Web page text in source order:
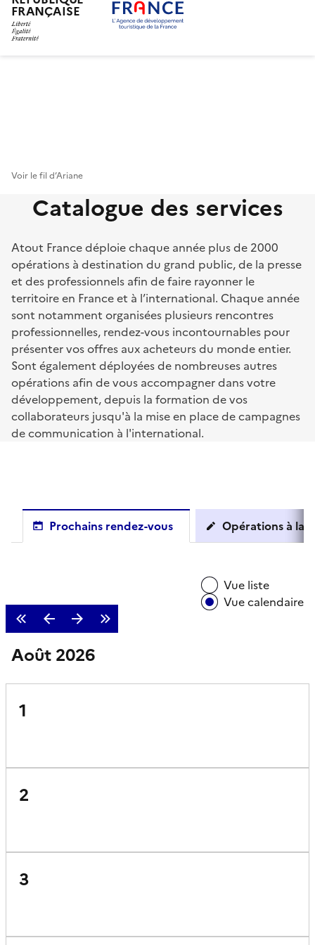
FRANÇAISE
Voir le fil d’Ariane
Catalogue des services
Atout France déploie chaque année plus de 2000
opérations à destination du grand public, de la presse
et des professionnels afin de faire rayonner le
territoire en France et à l’international. Chaque année
sont notamment organisées plusieurs rencontres
professionnelles, rendez-vous incontournables pour
présenter vos offres aux acheteurs du monde entier.
Sont également déployées de nombreuses autres
opérations afin de vous accompagner dans votre
développement, depuis la formation de vos
collaborateurs jusqu'à la mise en place de campagnes
de communication à l'international.
Prochains rendez-vous Opérations à la
Vue liste
Vue calendaire
Août 2026
1
2
3